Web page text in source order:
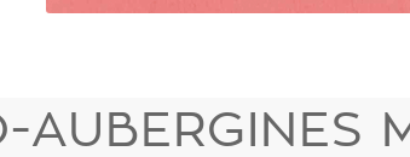
AUBERGINES